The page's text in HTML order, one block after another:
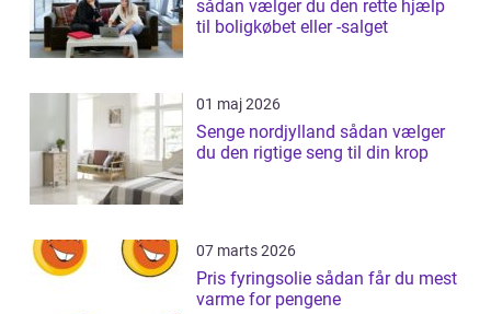
sådan vælger du den rette hjælp
til boligkøbet eller -salget
01 maj 2026
Senge nordjylland sådan vælger
du den rigtige seng til din krop
07 marts 2026
Pris fyringsolie sådan får du mest
varme for pengene